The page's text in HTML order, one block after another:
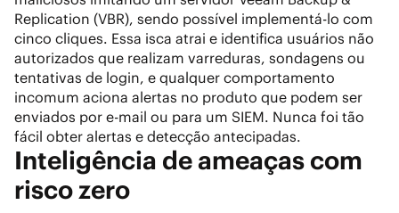
Replication (VBR), sendo possível implementá-lo com
cinco cliques. Essa isca atrai e identifica usuários não
autorizados que realizam varreduras, sondagens ou
tentativas de login, e qualquer comportamento
incomum aciona alertas no produto que podem ser
enviados por e-mail ou para um SIEM. Nunca foi tão
fácil obter alertas e detecção antecipadas.
Inteligência de ameaças com
risco zero